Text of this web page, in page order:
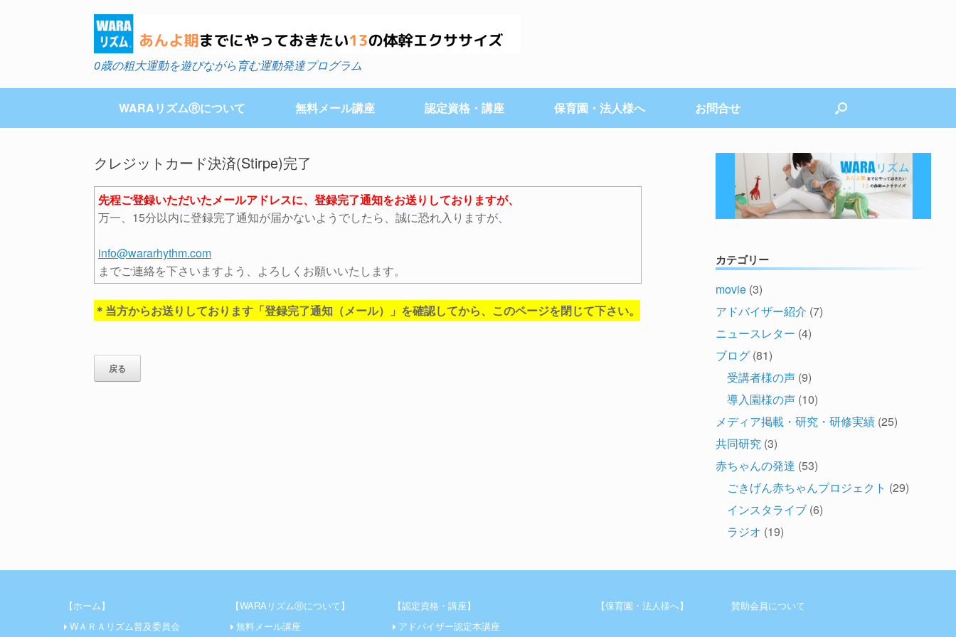
0歳の粗大運動を遊びながら育む運動発達プログラム
WARAリズムⓇについて 無料メール講座 認定資格・講座 保育園・法人様へ お問合せ
クレジットカード決済(Stirpe)完了
先程ご登録いただいたメールアドレスに、登録完了通知をお送りしておりますが、
万一、15分以内に登録完了通知が届かないようでしたら、誠に恐れ入りますが、
info@wararhythm.com
までご連絡を下さいますよう、よろしくお願いいたします。
＊当方からお送りしております「登録完了通知（メール）」を確認してから、このページを閉じて下さい。
カテゴリー
movie (3)
アドバイザー紹介 (7)
ニュースレター (4)
ブログ (81)
受講者様の声 (9)
導入園様の声 (10)
メディア掲載・研究・研修実績 (25)
共同研究 (3)
赤ちゃんの発達 (53)
ごきげん赤ちゃんプロジェクト (29)
インスタライブ (6)
ラジオ (19)
【ホーム】
WＡＲＡリズム普及委員会
【WARAリズムⓇについて】
無料メール講座
【認定資格・講座】
アドバイザー認定本講座
【保育園・法人様へ】 賛助会員について